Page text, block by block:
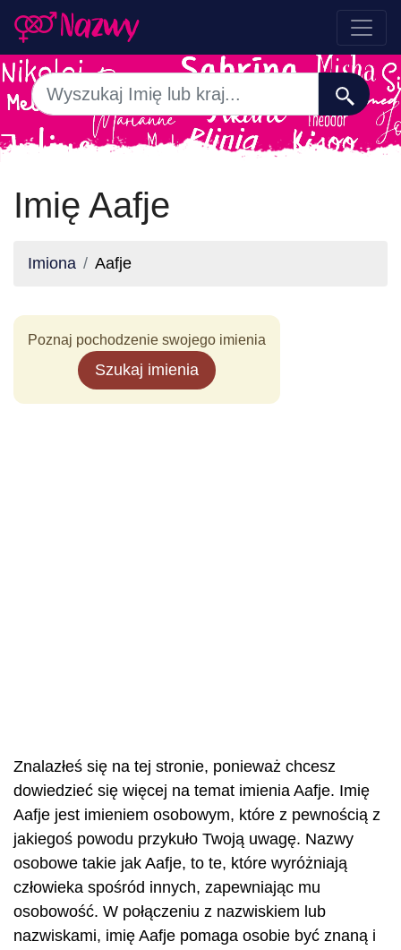
Imię Aafje
Imiona Aafje
Poznaj pochodzenie swojego imienia
Szukaj imienia
Znalazłeś się na tej stronie, ponieważ chcesz
dowiedzieć się więcej na temat imienia Aafje. Imię
Aafje jest imieniem osobowym, które z pewnością z
jakiegoś powodu przykuło Twoją uwagę. Nazwy
osobowe takie jak Aafje, to te, które wyróżniają
człowieka spośród innych, zapewniając mu
osobowość. W połączeniu z nazwiskiem lub
nazwiskami, imię Aafje pomaga osobie być znaną i